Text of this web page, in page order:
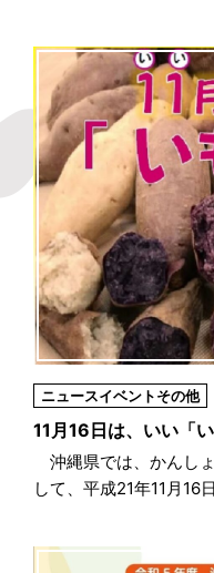
ニュースイベントその他
11月16日は、いい「
沖縄県では、かんし
して、平成21年11月16